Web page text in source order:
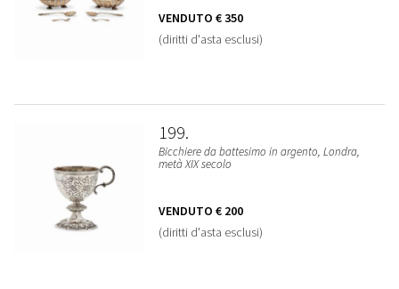
VENDUTO € 350
(diritti d'asta esclusi)
199
Bicchiere da battesimo in argento, Londra,
metà XIX secolo
VENDUTO € 200
(diritti d'asta esclusi)